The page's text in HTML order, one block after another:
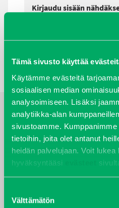
Tämä sivusto käyttää
Käytämme evästeitä
sosiaalisen median
analysoimiseen. Lisäksi
analytiikka-alan
sivustoamme.
tietoihin, joita olet antanut
heidän palvelujaan. Voit
hyväksyntääsi
valinta
Välttämätön
Kirjaudu sisään
YHTEYSTIEDOT
VARAOSAT